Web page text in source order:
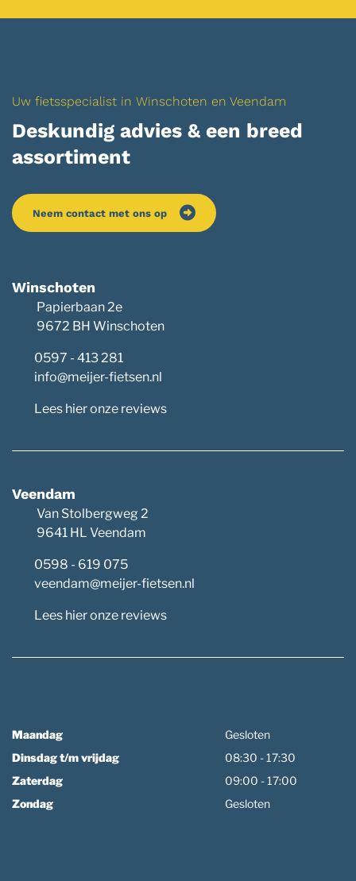
Uw fietsspecialist in Winschoten en Veendam
Deskundig advies & een breed
assortiment
Neem contact met ons op
Winschoten
Papierbaan 2e
9672 BH Winschoten
0597 - 413 281
info@meijer-fietsen.nl
Lees hier onze reviews
Veendam
Van Stolbergweg 2
9641 HL Veendam
0598 - 619 075
veendam@meijer-fietsen.nl
Lees hier onze reviews
Maandag
Gesloten
Dinsdag t/m vrijdag
08:30 - 17:30
Zaterdag
09:00 - 17:00
Zondag
Gesloten